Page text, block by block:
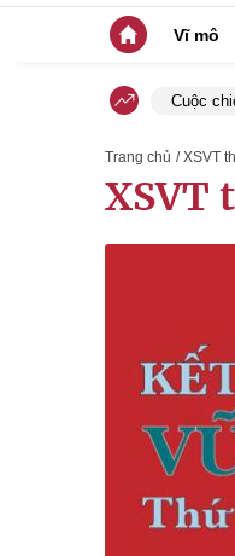
Vĩ mô
Cuộc
Trang chủ / XSVT
XSVT